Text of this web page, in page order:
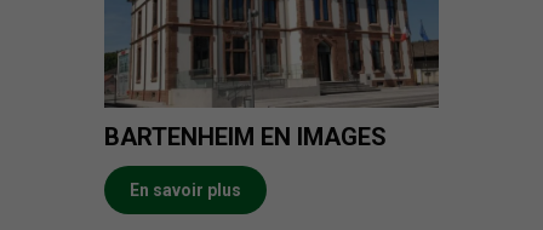
BARTENHEIM EN IMAGES
En savoir plus